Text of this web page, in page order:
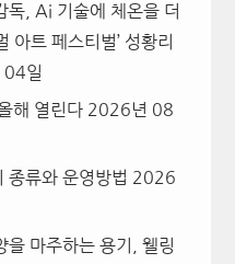
독, Ai 기술에 체온을 더
아트 페스티벌’ 성황리
일
해 열린다 2026년 08
종류와 운영방법 2026
을 마주하는 용기, 웰링